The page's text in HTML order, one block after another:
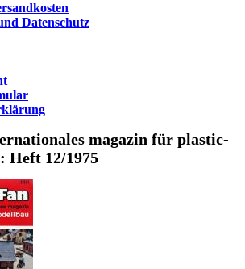
Datenschutz
magazin für plastic-
Heft 12/1975